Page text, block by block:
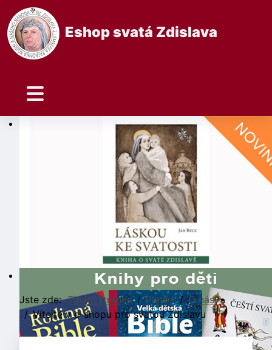
Eshop svatá Zdislava
Jste zde:Titulní stránka Platba
O nás
Vítejte v e-shopu pro svatou Zdislavu